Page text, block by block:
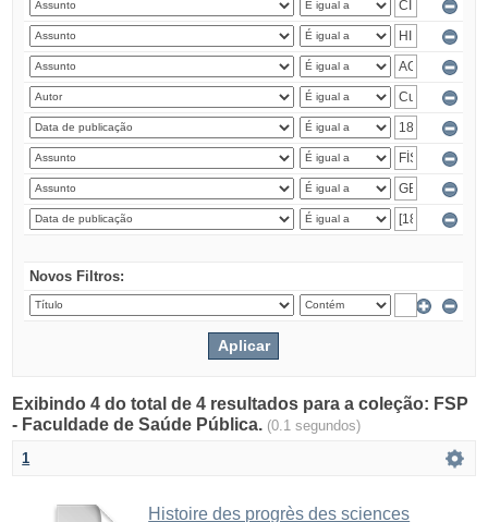
Novos Filtros:
Exibindo 4 do total de 4 resultados para a coleção: FSP
- Faculdade de Saúde Pública. (0.1 segundos)
1
Histoire des progrès des sciences